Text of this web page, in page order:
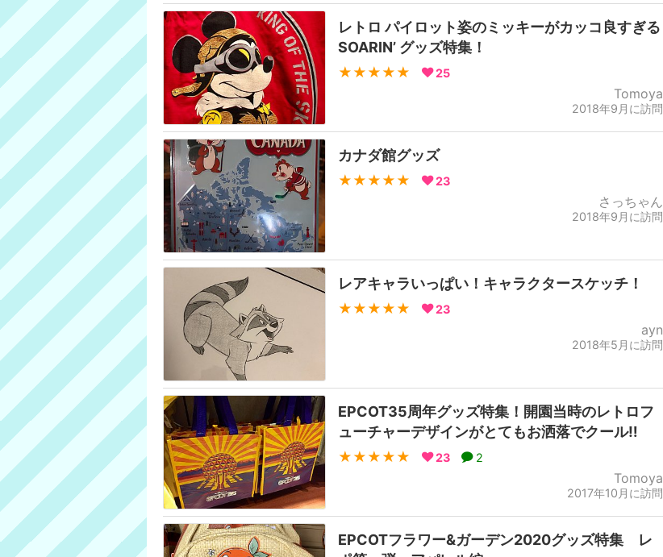
レトロ パイロット姿のミッキーがカッコ良すぎる
SOARIN’ グッズ特集！
★★★★★ 25
Tomoya
2018年9月に訪問
カナダ館グッズ
★★★★★ 23
さっちゃん
2018年9月に訪問
レアキャラいっぱい！キャラクタースケッチ！
★★★★★ 23
ayn
2018年5月に訪問
EPCOT35周年グッズ特集！開園当時のレトロフ
ューチャーデザインがとてもお洒落でクール‼︎
★★★★★ 23 2
Tomoya
2017年10月に訪問
EPCOTフラワー&ガーデン2020グッズ特集 レ